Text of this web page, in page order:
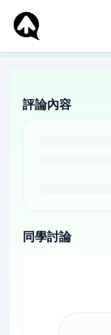
評論內容
同學討論